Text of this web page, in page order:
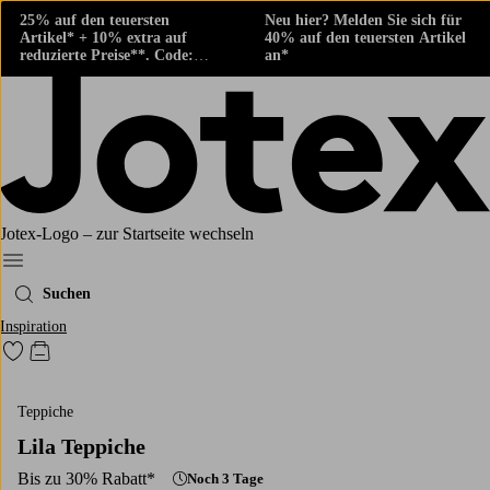
25% auf den teuersten
Artikel* + 10% extra auf
reduzierte Preise**. Code:
424882
Neu hier? Melden Sie sich für
40% auf den teuersten Artikel
an*
Jotex-Logo – zur Startseite wechseln
Ellos‘ Menü
Suchen
Inspiration
Zu den als Favoriten markierten Produkten gehen
Zum Warenkorb
Teppiche
Lila Teppiche
Bis zu 30% Rabatt* Noch 3 Tage